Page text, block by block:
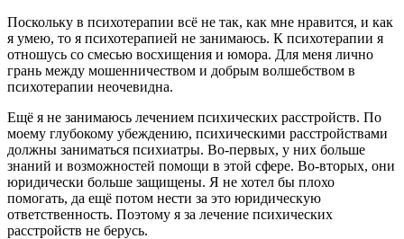
Поскольку в психотерапии всё не так, как мне нравится, и как
я умею, то я психотерапией не занимаюсь. К психотерапии я
отношусь со смесью восхищения и юмора. Для меня лично
грань между мошенничеством и добрым волшебством в
психотерапии неочевидна.
Ещё я не занимаюсь лечением психических расстройств. По
моему глубокому убеждению, психическими расстройствами
должны заниматься психиатры. Во-первых, у них больше
знаний и возможностей помощи в этой сфере. Во-вторых, они
юридически больше защищены. Я не хотел бы плохо
помогать, да ещё потом нести за это юридическую
ответственность. Поэтому я за лечение психических
расстройств не берусь.